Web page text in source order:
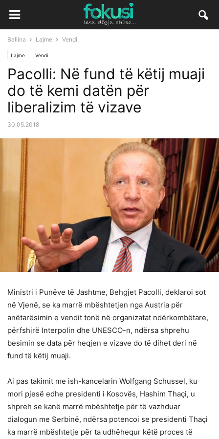
Ballina Lajme Vendi
Lajme Vendi
Pacolli: Në fund të këtij muaji
do të kemi datën për
liberalizim të vizave
30.05.2018
Ministri i Punëve të Jashtme, Behgjet Pacolli, deklaroi sot
në Vjenë, se ka marrë mbështetjen nga Austria për
anëtarësimin e vendit tonë në organizatat ndërkombëtare,
përfshirë Interpolin dhe UNESCO-n, ndërsa shprehu
besimin se data për heqjen e vizave do të dihet deri në
fund të këtij muaji.
Ai pas takimit me ish-kancelarin Wolfgang Schussel, ku
mori pjesë edhe presidenti i Kosovës, Hashim Thaçi, u
shpreh se kanë marrë mbështetje për të vazhduar
dialogun me Serbinë, ndërsa potencoi se presidenti Thaçi
ka marrë mbështetje për ta udhëhequr këtë proces të